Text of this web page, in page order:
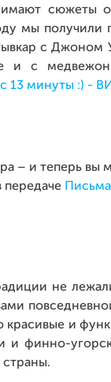
сюжеты о
мы
с Джоном
и с
13 минуты :) -
– и теперь вы
не
и
финно-